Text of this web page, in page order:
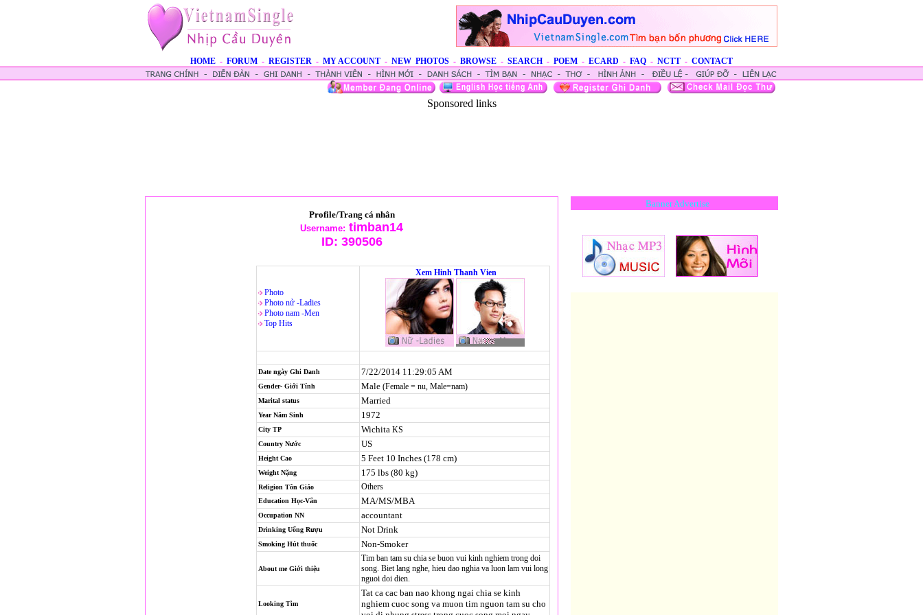
HOME - FORUM - REGISTER - MY ACCOUNT - NEW PHOTOS - BROWSE - SEARCH - POEM - ECARD - FAQ - NCTT - CONTACT
Sponsored links
Profile/Trang cá nhân
Username: timban14
ID: 390506
Photo
Photo nử -Ladies
Photo nam -Men
Top Hits
Xem Hinh Thanh Vien
Date ngày Ghi Danh 7/22/2014 11:29:05 AM
Gender- Giới Tính Male (Female = nu, Male=nam)
Marital status Married
Year Năm Sinh 1972
City TP Wichita KS
Country Nước US
Height Cao 5 Feet 10 Inches (178 cm)
Weight Nặng 175 lbs (80 kg)
Religion Tôn Giáo Others
Education Học-Vấn MA/MS/MBA
Occupation NN accountant
Drinking Uống Rượu Not Drink
Smoking Hút thuốc Non-Smoker
About me Giới thiệu
Tim ban tam su chia se buon vui kinh nghiem trong doi
song. Biet lang nghe, hieu dao nghia va luon lam vui long
nguoi doi dien.
Looking Tìm
Tat ca cac ban nao khong ngai chia se kinh
nghiem cuoc song va muon tim nguon tam su cho
Banner Advertise